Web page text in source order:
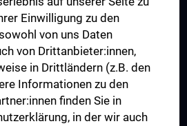
an der Universitätsklinik für
Einwilligung zu den
von uns Daten
von Drittanbieter:innen,
in Drittländern (z.B. den
Informationen zu den
finden Sie in
in der wir auch